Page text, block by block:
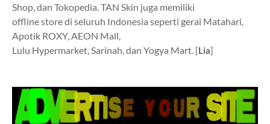
Shop, dan Tokopedia. TAN Skin juga memiliki
offline store di seluruh Indonesia seperti gerai Matahari,
Apotik ROXY, AEON Mall,
Lulu Hypermarket, Sarinah, dan Yogya Mart. [Lia]